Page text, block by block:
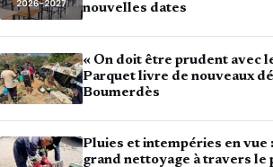
nouvelles dates
« On doit être prudent avec
Parquet livre de nouveaux
Boumerdès
Pluies et intempéries en vue
grand nettoyage à travers le